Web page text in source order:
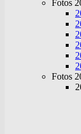
Fotos
Fotos